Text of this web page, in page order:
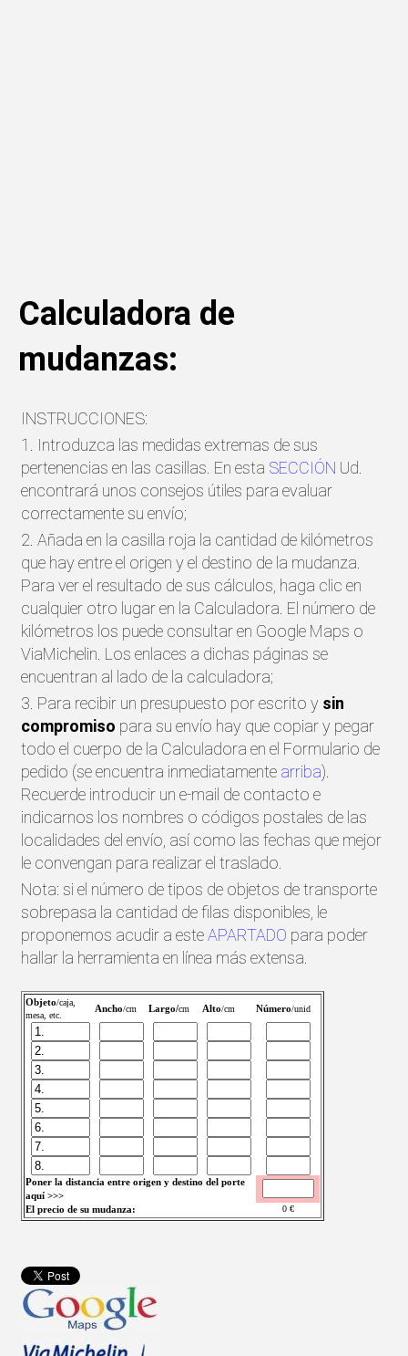
Calculadora de
mudanzas:
INSTRUCCIONES:
1. Introduzca las medidas extremas de sus
pertenencias en las casillas. En esta SECCIÓN Ud.
encontrará unos consejos útiles para evaluar
correctamente su envío;
2. Añada en la casilla roja la cantidad de kilómetros
que hay entre el origen y el destino de la mudanza.
Para ver el resultado de sus cálculos, haga clic en
cualquier otro lugar en la Calculadora. El número de
kilómetros los puede consultar en Google Maps o
ViaMichelin. Los enlaces a dichas páginas se
encuentran al lado de la calculadora;
3. Para recibir un presupuesto por escrito y sin
compromiso para su envío hay que copiar y pegar
todo el cuerpo de la Calculadora en el Formulario de
pedido (se encuentra inmediatamente arriba).
Recuerde introducir un e-mail de contacto e
indicarnos los nombres o códigos postales de las
localidades del envío, así como las fechas que mejor
le convengan para realizar el traslado.
Nota: si el número de tipos de objetos de transporte
sobrepasa la cantidad de filas disponibles, le
proponemos acudir a esteAPARTADO para poder
hallar la herramienta en línea más extensa.
Objeto/caja,
mesa, etc.
Ancho/cm Largo/cm Alto/cm Número/unid
Poner la distancia entre origen y destino del porte
aquí >>>
El precio de su mudanza:
0€